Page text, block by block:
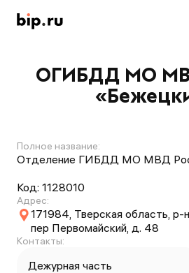
ОГИБДД МО
Полное название:
Отделение ГИБДД МО МВД
Код: 1128010
Адрес:
171984, Тверская область, р-
пер Первомайский, д. 48
Контакты:
Дежурная часть